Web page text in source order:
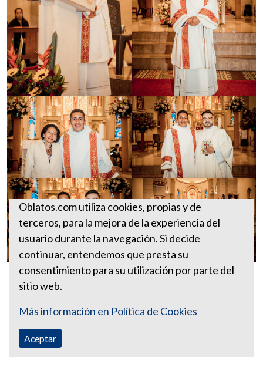
Oblatos.com utiliza cookies, propias y de
terceros, para la mejora de la experiencia del
usuario durante la navegación. Si decide
continuar, entendemos que presta su
consentimiento para su utilización por parte del
sitio web.
Más información en Política de Cookies
Aceptar